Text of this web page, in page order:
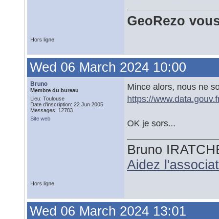
GeoRezo
Hors ligne
Wed 06 March 2024 10:00
Bruno
Membre du bureau
Lieu: Toulouse
Date d'inscription: 22 Jun 2005
Messages: 12783
Site web
Mince alors, nous ne
https://
OK je sors...
Bruno
Aidez
Hors ligne
Wed 06 March 2024 13:01